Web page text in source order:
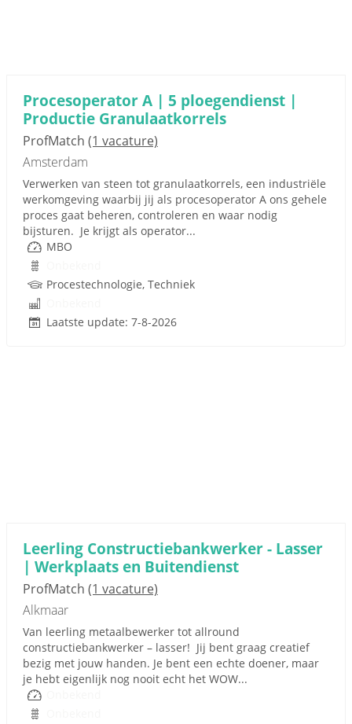
Procesoperator A | 5 ploegendienst |
Productie Granulaatkorrels
ProfMatch (1 vacature)
Amsterdam
Verwerken van steen tot granulaatkorrels, een industriële
werkomgeving waarbij jij als procesoperator A ons gehele
proces gaat beheren, controleren en waar nodig
bijsturen. Je krijgt als operator...
MBO
Procestechnologie, Techniek
Laatste update: 7-8-2026
Leerling Constructiebankwerker - Lasser
| Werkplaats en Buitendienst
ProfMatch (1 vacature)
Alkmaar
Van leerling metaalbewerker tot allround
constructiebankwerker – lasser! Jij bent graag creatief
bezig met jouw handen. Je bent een echte doener, maar
je hebt eigenlijk nog nooit echt het WOW...